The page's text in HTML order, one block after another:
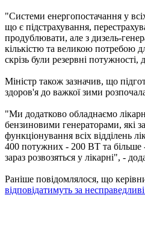
"Системи енергопостачання у
що є підстрахування,
продублювати, але з дизель-
кількістю та великою потребою
скрізь були резервні потужності,
Міністр також зазначив, що
здоров'я до важкої зими
"Ми додатково обладнаємо
бензиновими генераторами, які
функціонування всіх відділень
400 потужних - 200 ВТ та більше
зараз розвозяться у лікарні", -
Раніше повідомлялося, що
відповідатимуть за